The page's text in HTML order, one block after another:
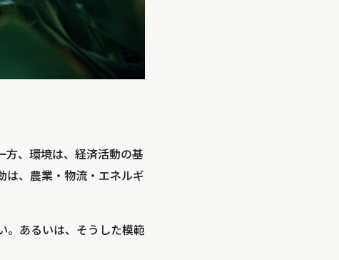
方、環境は、経済活動の基
は、農業・物流・エネルギ
。あるいは、そうした模範